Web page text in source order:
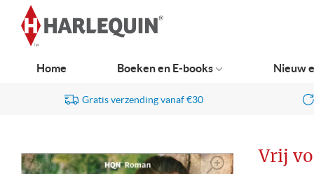
navigatie
Gratis verzending vanaf €30
Vrij
Home Boeken en E-books Nieuw